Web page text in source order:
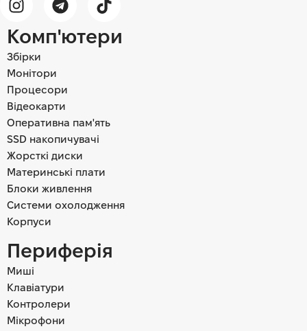
Комп'ютери
Збірки
Монітори
Процесори
Відеокарти
Оперативна пам'ять
SSD накопичувачі
Жорсткі диски
Материнські плати
Блоки живлення
Системи охолодження
Корпуси
Периферія
Миші
Клавіатури
Контролери
Мікрофони